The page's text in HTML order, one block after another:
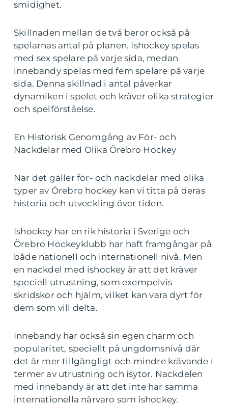
smidighet.
Skillnaden mellan de två beror också på
spelarnas antal på planen. Ishockey spelas
med sex spelare på varje sida, medan
innebandy spelas med fem spelare på varje
sida. Denna skillnad i antal påverkar
dynamiken i spelet och kräver olika strategier
och spelförståelse.
En Historisk Genomgång av För- och
Nackdelar med Olika Örebro Hockey
När det gäller för- och nackdelar med olika
typer av Örebro hockey kan vi titta på deras
historia och utveckling över tiden.
Ishockey har en rik historia i Sverige och
Örebro Hockeyklubb har haft framgångar på
både nationell och internationell nivå. Men
en nackdel med ishockey är att det kräver
speciell utrustning, som exempelvis
skridskor och hjälm, vilket kan vara dyrt för
dem som vill delta.
Innebandy har också sin egen charm och
popularitet, speciellt på ungdomsnivå där
det är mer tillgängligt och mindre krävande i
termer av utrustning och isytor. Nackdelen
med innebandy är att det inte har samma
internationella närvaro som ishockey.